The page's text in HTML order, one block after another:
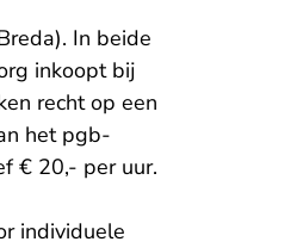
In beide
inkoopt bij
recht op een
het pgb-
€ 20,- per uur.
individuele